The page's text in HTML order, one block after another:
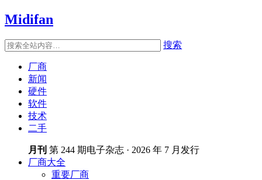
Midifan
搜索
厂商
新闻
硬件
软件
技术
二手
月刊 第 244 期电子杂志 · 2026 年 7 月发行
厂商大全
重要厂商